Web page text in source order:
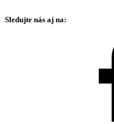
Sledujte nás aj na: